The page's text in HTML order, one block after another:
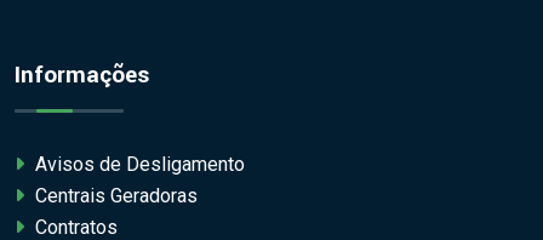
Informações
Avisos de Desligamento
Centrais Geradoras
Contratos